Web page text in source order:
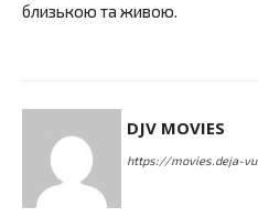
близькою та живою.
DJV MOVIES
https://movies.deja-